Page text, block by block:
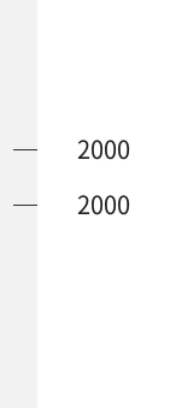
2000
2000